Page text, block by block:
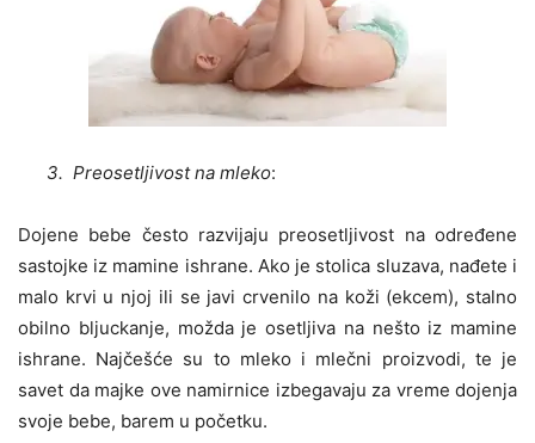
3. Preosetljivost na mleko:
Dojene bebe često razvijaju preosetljivost na određene
sastojke iz mamine ishrane. Ako je stolica sluzava, nađete i
malo krvi u njoj ili se javi crvenilo na koži (ekcem), stalno
obilno bljuckanje, možda je osetljiva na nešto iz mamine
ishrane. Najčešće su to mleko i mlečni proizvodi, te je
savet da majke ove namirnice izbegavaju za vreme dojenja
svoje bebe, barem u početku.